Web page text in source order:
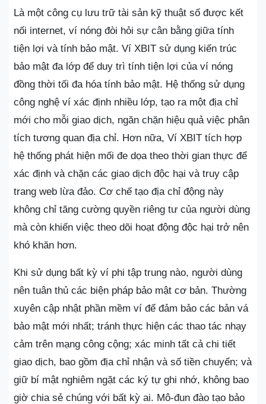
Là một công cụ lưu trữ tài sản kỹ thuật số được kết
nối internet, ví nóng đòi hỏi sự cân bằng giữa tính
tiện lợi và tính bảo mật. Ví XBIT sử dụng kiến ​​trúc
bảo mật đa lớp để duy trì tính tiện lợi của ví nóng
đồng thời tối đa hóa tính bảo mật. Hệ thống sử dụng
công nghệ ví xác định nhiều lớp, tạo ra một địa chỉ
mới cho mỗi giao dịch, ngăn chặn hiệu quả việc phân
tích tương quan địa chỉ. Hơn nữa, Ví XBIT tích hợp
hệ thống phát hiện mối đe dọa theo thời gian thực để
xác định và chặn các giao dịch độc hại và truy cập
trang web lừa đảo. Cơ chế tạo địa chỉ động này
không chỉ tăng cường quyền riêng tư của người dùng
mà còn khiến việc theo dõi hoạt động độc hại trở nên
khó khăn hơn.
Khi sử dụng bất kỳ ví phi tập trung nào, người dùng
nên tuân thủ các biện pháp bảo mật cơ bản. Thường
xuyên cập nhật phần mềm ví để đảm bảo các bản vá
bảo mật mới nhất; tránh thực hiện các thao tác nhạy
cảm trên mạng công cộng; xác minh tất cả chi tiết
giao dịch, bao gồm địa chỉ nhận và số tiền chuyển; và
giữ bí mật nghiêm ngặt các ký tự ghi nhớ, không bao
giờ chia sẻ chúng với bất kỳ ai. Mô-đun đào tạo bảo